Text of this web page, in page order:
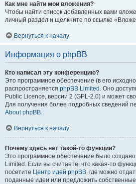
Как мне найти мои вложения?
Чтобы найти список добавленных вами
личный раздел и щёлкните по ссылке
Вернуться к началу
Информация о phpBB
Кто написал эту конференцию?
Это программное обеспечение (в его
распространяется phpBB Limited . Оно
Public Licence, версии 2 (GPL-2.0) и может
Для получения более подробных сведений
About phpBB.
Вернуться к началу
Почему здесь нет такой-то функции?
Это программное обеспечение было
Limited. Если вы считаете, что какая-то
посетите Центр идей phpBB, где можно
поданные идеи или предложить